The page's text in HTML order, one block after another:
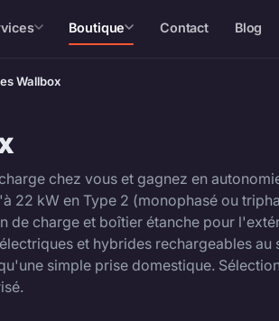
Boutique Contact Blog
Wallbox
chez vous et gagnez en
22 kW en Type 2 (monophasé ou
de charge et boîtier étanche pour
et hybrides rechargeables au
simple prise domestique.